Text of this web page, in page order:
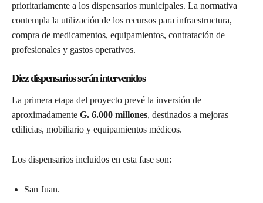
prioritariamente a los dispensarios municipales. La normativa
contempla la utilización de los recursos para infraestructura,
compra de medicamentos, equipamientos, contratación de
profesionales y gastos operativos.
Diez dispensarios serán intervenidos
La primera etapa del proyecto prevé la inversión de
aproximadamente G. 6.000 millones, destinados a mejoras
edilicias, mobiliario y equipamientos médicos.
Los dispensarios incluidos en esta fase son:
San Juan.